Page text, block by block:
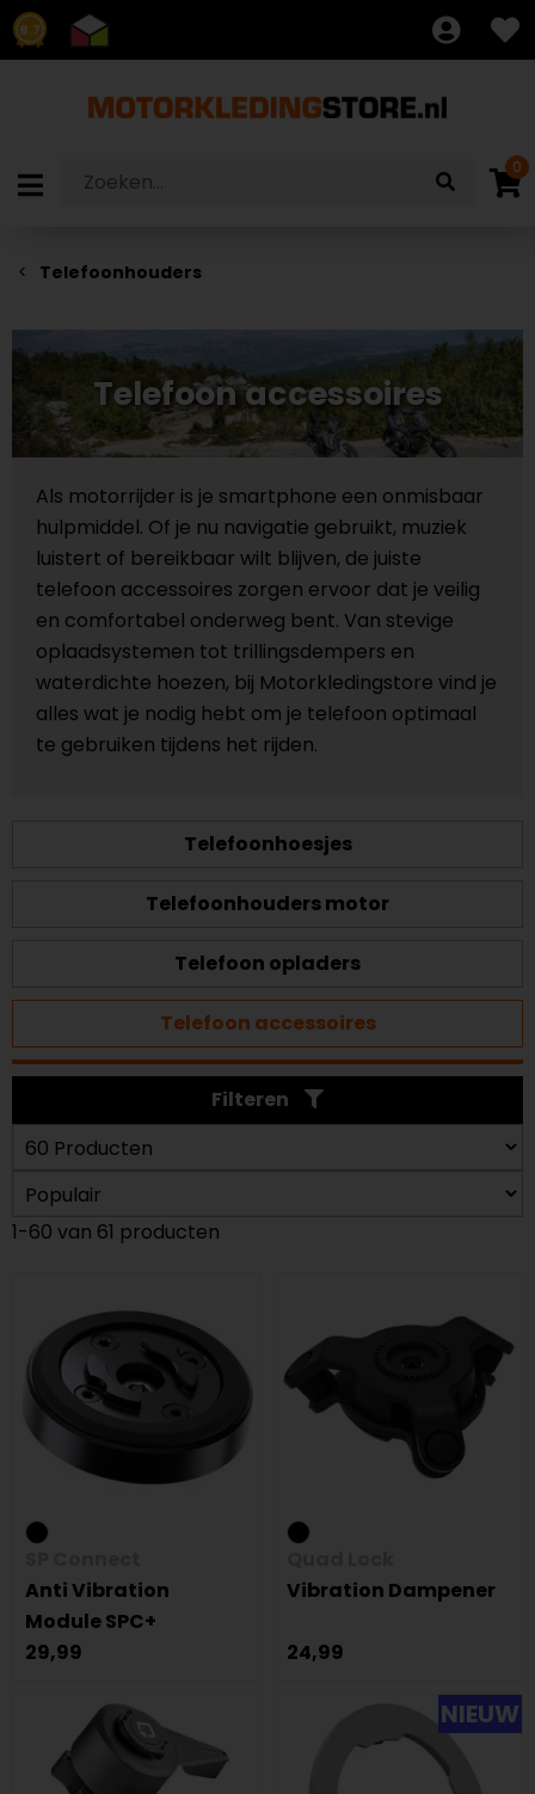
8.7
0
Telefoonhouders
Telefoon accessoires
Als motorrijder is je smartphone een onmisbaar
hulpmiddel. Of je nu navigatie gebruikt, muziek
luistert of bereikbaar wilt blijven, de juiste
telefoon accessoires zorgen ervoor dat je veilig
en comfortabel onderweg bent. Van stevige
oplaadsystemen tot trillingsdempers en
waterdichte hoezen, bij Motorkledingstore vind je
alles wat je nodig hebt om je telefoon optimaal
te gebruiken tijdens het rijden.
Telefoonhoesjes
Telefoonhouders motor
Telefoon opladers
Telefoon accessoires
Filteren
1-60 van 61 producten
Anti Vibration
Module SPC+
29,99
Vibration Dampener
24,99
NIEUW